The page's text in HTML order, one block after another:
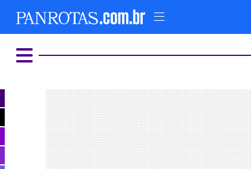
COMER E BEBER
ALTERNATIVO